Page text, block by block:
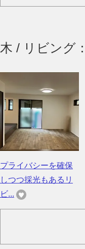
木 / リビング
プライバシーを確保
しつつ採光もあるリ
ビ...